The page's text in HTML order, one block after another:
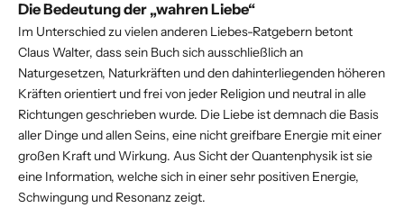
Die Bedeutung der „wahren Liebe“
Im Unterschied zu vielen anderen Liebes-Ratgebern betont
Claus Walter, dass sein Buch sich ausschließlich an
Naturgesetzen, Naturkräften und den dahinterliegenden höheren
Kräften orientiert und frei von jeder Religion und neutral in alle
Richtungen geschrieben wurde. Die Liebe ist demnach die Basis
aller Dinge und allen Seins, eine nicht greifbare Energie mit einer
großen Kraft und Wirkung. Aus Sicht der Quantenphysik ist sie
eine Information, welche sich in einer sehr positiven Energie,
Schwingung und Resonanz zeigt.